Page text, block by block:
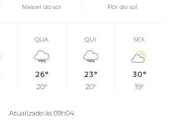
Nascer do sol Pôr do sol
QUA
26°
20°
QUI
23°
20°
SEX
30°
19°
Atualizado às 09h04